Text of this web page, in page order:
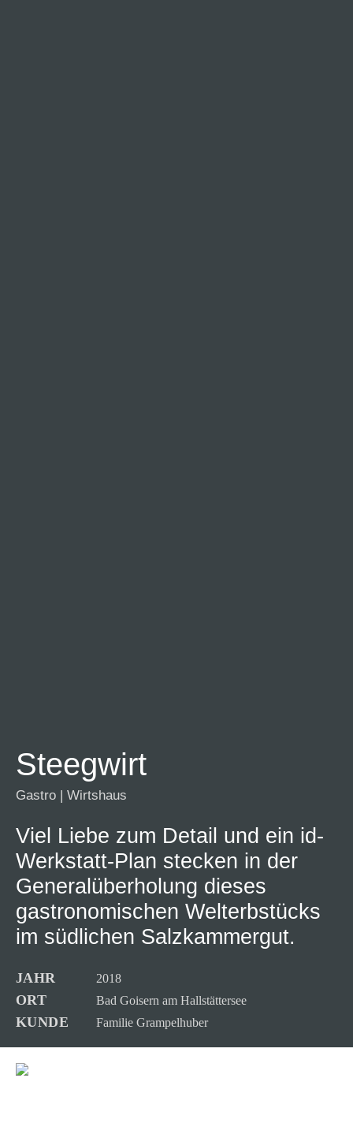
Steegwirt
Gastro | Wirtshaus
Viel Liebe zum Detail und ein id-
Werkstatt-Plan stecken in der
Generalüberholung dieses
gastronomischen Welterbstücks
im südlichen Salzkammergut.
JAHR 2018
ORT Bad Goisern am Hallstättersee
KUNDE Familie Grampelhuber